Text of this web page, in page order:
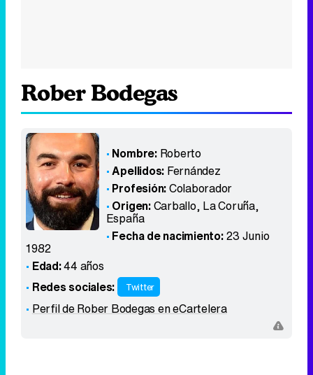
Rober Bodegas
Nombre: Roberto
Apellidos: Fernández
Profesión:Colaborador
Origen:Carballo, La Coruña,
España
Fecha de nacimiento:23 Junio
1982
Edad:44 años
Redes sociales:
Twitter
Perfil de Rober Bodegas en eCartelera